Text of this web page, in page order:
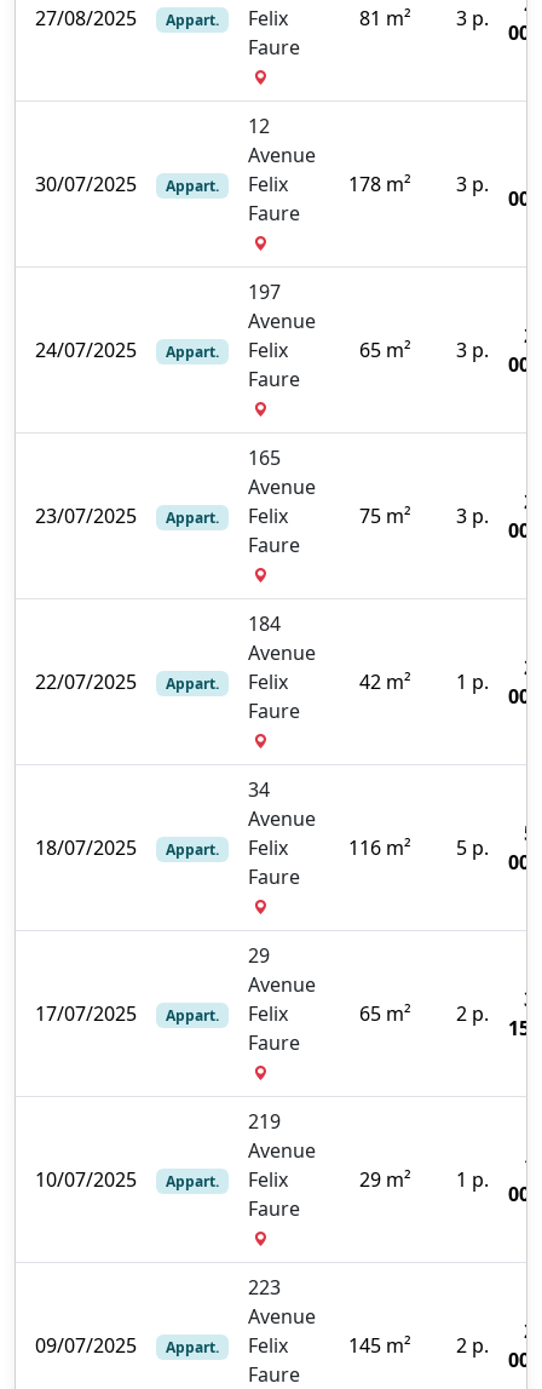
27/08/2025 Appart.
Felix
Faure
81 m² 3 p.
30/07/2025 Appart.
12
Avenue
Felix
Faure
178 m² 3 p.
24/07/2025 Appart.
197
Avenue
Felix
Faure
65 m² 3 p.
23/07/2025 Appart.
165
Avenue
Felix
Faure
75 m² 3 p.
22/07/2025 Appart.
184
Avenue
Felix
Faure
42 m² 1 p.
18/07/2025 Appart.
34
Avenue
Felix
Faure
116 m² 5 p.
17/07/2025 Appart.
29
Avenue
Felix
Faure
65 m² 2 p.
10/07/2025 Appart.
219
Avenue
Felix
Faure
29 m² 1 p.
09/07/2025 Appart.
223
Avenue
Felix
Faure
145 m² 2 p.